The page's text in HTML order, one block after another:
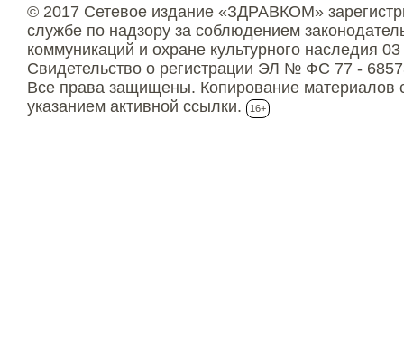
© 2017 Сетевое издание «ЗДРАВКОМ»
службе по надзору за соблюдением
коммуникаций и охране культурного наследия
Свидетельство о регистрации ЭЛ № ФС 77 -
Все права защищены. Копирование материалов
указанием активной ссылки.
16+